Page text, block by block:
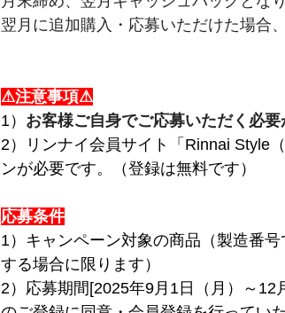
翌月に追加購入・応募いただけた場合
⚠注意事項⚠
1） お客様ご自身でご応募いただく必要
2）
リンナイ会員サイト「Rinnai Style
ンが必要です。（登録は無料です）
応募条件
1）キャンペーン対象の商品（製造番
する場合に限ります）
2）応募期間[2025年9月1日（月）～